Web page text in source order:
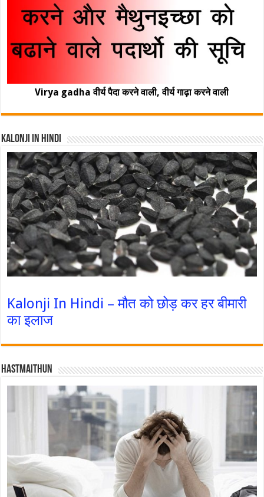
Virya gadha वीर्य पैदा करने वाली, वीर्य गाढ़ा करने वाली
Kalonji In Hindi
Kalonji In Hindi – मौत को छोड़ कर हर बीमारी
का इलाज
Hastmaithun